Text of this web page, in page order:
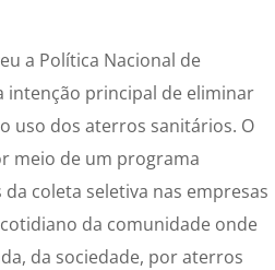
a Política Nacional de
intenção principal de eliminar
uso dos aterros sanitários. O
meio de um programa
coleta seletiva nas empresas
da comunidade onde
da sociedade, por aterros